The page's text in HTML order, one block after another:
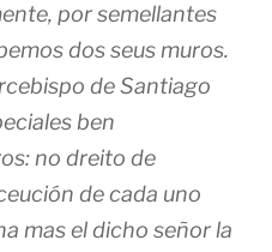
por semellantes
dos seus muros.
de Santiago
ben
no dreito de
de cada uno
mas el dicho señor la